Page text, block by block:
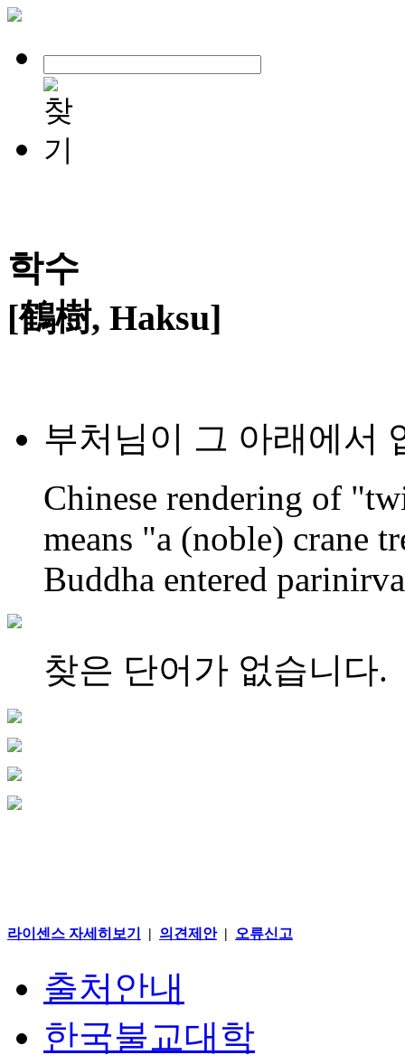
학수
[鶴樹, Haksu]
부처님이 그 아래에서
Chinese rendering of
means "a (noble) crane
Buddha entered
찾은 단어가 없습니다.
라이센스 자세히보기 | 의견제안| 오류신고
출처안내
한국불교대학